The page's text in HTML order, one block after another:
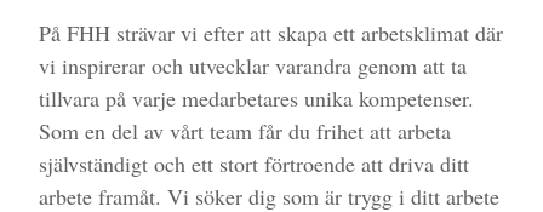
På FHH strävar vi efter att skapa ett arbetsklimat där
vi inspirerar och utvecklar varandra genom att ta
tillvara på varje medarbetares unika kompetenser.
Som en del av vårt team får du frihet att arbeta
självständigt och ett stort förtroende att driva ditt
arbete framåt. Vi söker dig som är trygg i ditt arbete